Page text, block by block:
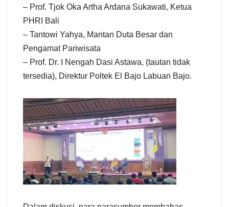
– Prof. Tjok Oka Artha Ardana Sukawati, Ketua
PHRI Bali
– Tantowi Yahya, Mantan Duta Besar dan
Pengamat Pariwisata
– Prof. Dr. I Nengah Dasi Astawa, (tautan tidak
tersedia), Direktur Poltek El Bajo Labuan Bajo.